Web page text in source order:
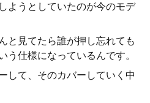
ようとしていたのが今のモデ
と見てたら誰が押し忘れても
う仕様になっているんです。
して、そのカバーしていく中